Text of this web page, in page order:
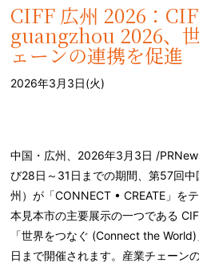
CIFF 広州 2026：
guangzhou 2026、
ェーンの連携を促進
2026年3月3日(火)
中国・広州、2026年3月3日 /
び28日～31日までの期間、第57回
州）が「CONNECT • CREATE」を
本見本市の主要展示の一つである
「世界をつなぐ (Connect the
日まで開催されます。産業チェーン